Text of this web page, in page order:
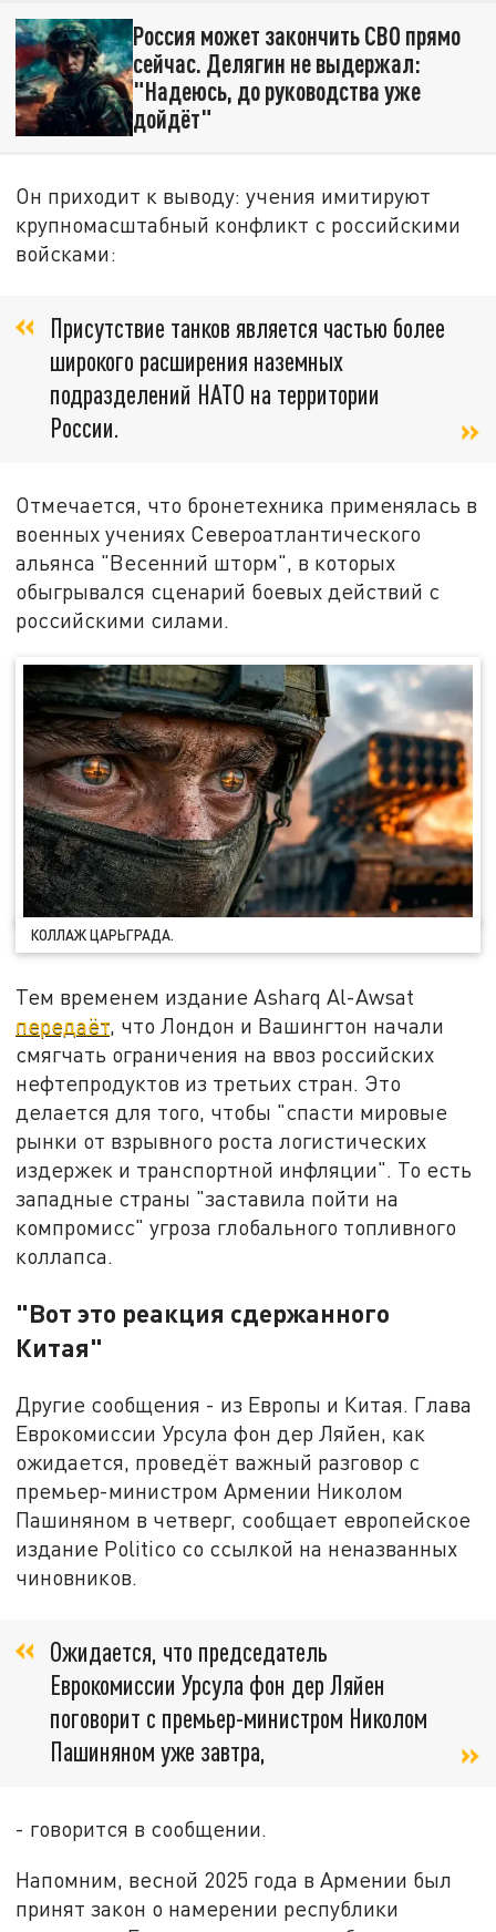
Россия может закончить СВО прямо
сейчас. Делягин не выдержал:
"Надеюсь, до руководства уже
дойдёт"
Он приходит к выводу: учения имитируют
крупномасштабный конфликт с российскими
войсками:
Присутствие танков является частью более
широкого расширения наземных
подразделений НАТО на территории
России.
Отмечается, что бронетехника применялась в
военных учениях Североатлантического
альянса "Весенний шторм", в которых
обыгрывался сценарий боевых действий с
российскими силами.
КОЛЛАЖ ЦАРЬГРАДА.
Тем временем издание Asharq Al-Awsat
передаёт, что Лондон и Вашингтон начали
смягчать ограничения на ввоз российских
нефтепродуктов из третьих стран. Это
делается для того, чтобы "спасти мировые
рынки от взрывного роста логистических
издержек и транспортной инфляции". То есть
западные страны "заставила пойти на
компромисс" угроза глобального топливного
коллапса.
"Вот это реакция сдержанного
Китая"
Другие сообщения - из Европы и Китая. Глава
Еврокомиссии Урсула фон дер Ляйен, как
ожидается, проведёт важный разговор с
премьер-министром Армении Николом
Пашиняном в четверг, сообщает европейское
издание Politico со ссылкой на неназванных
чиновников.
Ожидается, что председатель
Еврокомиссии Урсула фон дер Ляйен
поговорит с премьер-министром Николом
Пашиняном уже завтра,
- говорится в сообщении.
Напомним, весной 2025 года в Армении был
принят закон о намерении республики